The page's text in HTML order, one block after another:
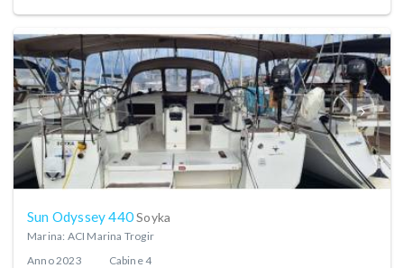
Sun Odyssey 440Soyka
Marina: ACI Marina Trogir
Anno2023 Cabine4